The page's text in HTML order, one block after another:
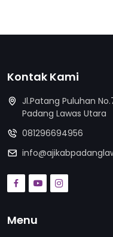
Kontak Kami
Jl.Patang Puluhan
Padang Lawas Utara
081296694956
Menu